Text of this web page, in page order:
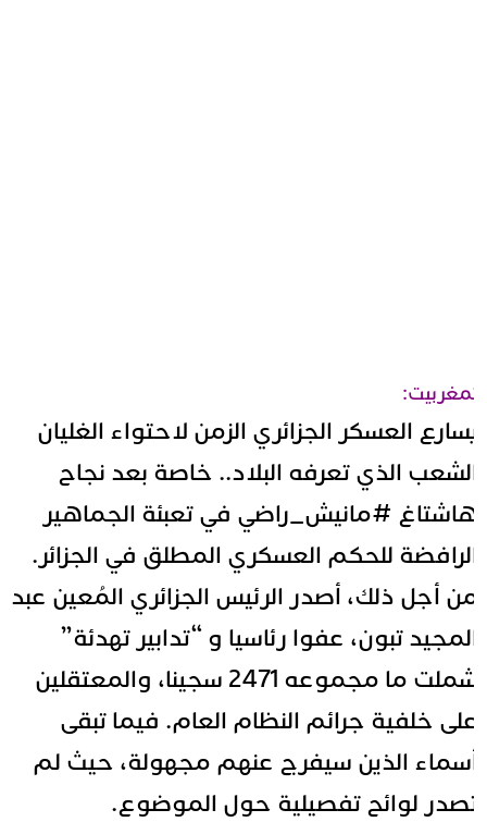
العسكر الجزائري الزمن لاحتواء الغليان
الذي تعرفه البلاد.. خاصة بعد نجاح
#مانيش_راضي في تعبئة الجماهير
للحكم العسكري المطلق في الجزائر.
أجل ذلك، أصدر الرئيس الجزائري المُعينعبد
تبون، عفوا رئاسيا و “تدابير تهدئة”
شملت ما مجموعه 2471 سجينا، والمعتقلين
خلفية جرائم النظام العام. فيما تبقى
الذين سيفرج عنهم مجهولة، حيث لم
لوائح تفصيلية حول الموضوع.